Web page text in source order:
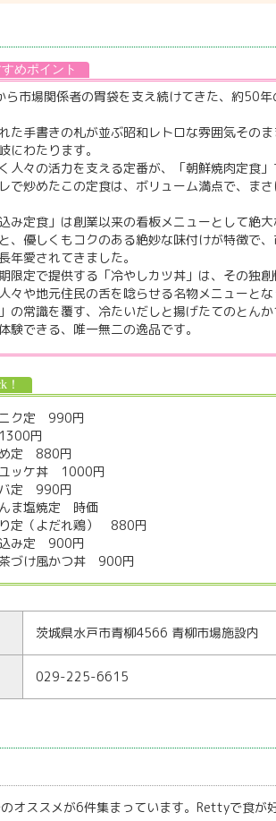
ら市場関係者の胃袋を支え続けてきた、約50
た手書きの札が並ぶ昭和レトロな雰囲気その
にわたります。
人々の活力を支える定番が、「朝鮮焼肉定食
で炒めたこの定食は、ボリューム満点で、ま
込み定食」は創業以来の看板メニューとして絶
、優しくもコクのある絶妙な味付けが特徴で
年愛されてきました。
限定で提供する「冷やしカツ丼」は、その独
々や地元住民の舌を唸らせる名物メニューとな
」の常識を覆す、冷たいだしと揚げたてのとん
験できる、唯一無二の逸品です。
ク定 990円
円
定 880円
ッケ丼 1000円
定 990円
ま塩焼定 時価
定（よだれ鶏） 880円
み定 900円
づけ風かつ丼 900円
茨城県水戸市青柳4566 青柳市場施設内
029-225-6615
オススメが6件集まっています。Rettyで食が